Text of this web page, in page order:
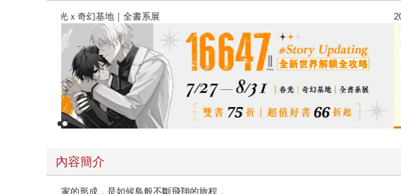
春光ｘ奇幻基地｜全書系展
內容簡介
家的形成，是如候鳥般不斷飛翔的旅程，